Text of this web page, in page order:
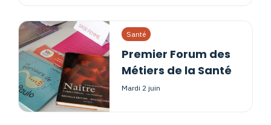
Santé
Premier Forum des
Métiers de la Santé
mardi 2 juin